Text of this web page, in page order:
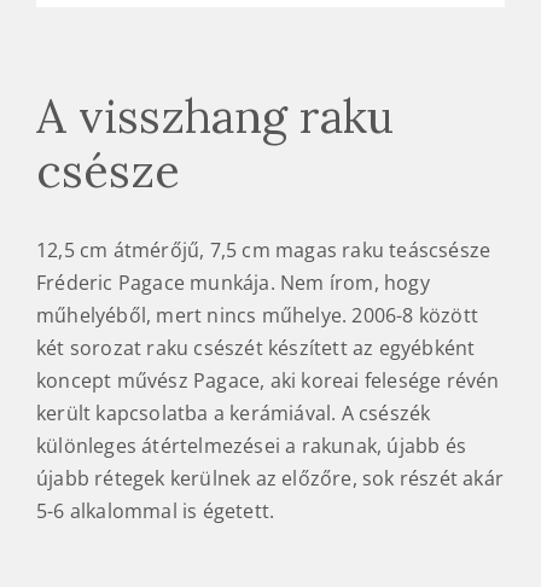
A visszhang raku
csésze
12,5 cm átmérőjű, 7,5 cm magas raku teáscsésze
Fréderic Pagace munkája. Nem írom, hogy
műhelyéből, mert nincs műhelye. 2006-8 között
két sorozat raku csészét készített az egyébként
koncept művész Pagace, aki koreai felesége révén
került kapcsolatba a kerámiával. A csészék
különleges átértelmezései a rakunak, újabb és
újabb rétegek kerülnek az előzőre, sok részét akár
5-6 alkalommal is égetett.